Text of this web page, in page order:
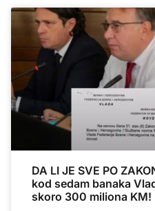
DA LI JE SVE PO
kod sedam banaka
skoro 300 miliona KM!